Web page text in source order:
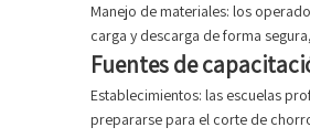
Manejo de materiales: los
carga y descarga de forma
Fuentes de
Establecimientos: las escuelas
prepararse para el corte de